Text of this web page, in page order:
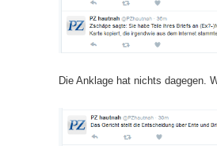
Die Anklage hat nichts dagegen.